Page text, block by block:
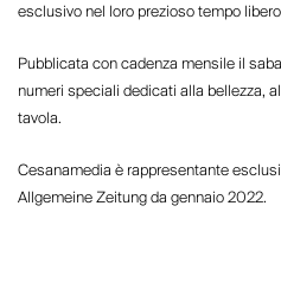
esclusivo nel loro prezioso tempo
Pubblicata con cadenza mensile il
numeri speciali dedicati alla bellezza,
tavola.
Cesanamedia è rappresentante
Allgemeine Zeitung da gennaio 2022.